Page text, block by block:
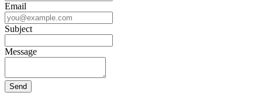
Email
Subject
Message